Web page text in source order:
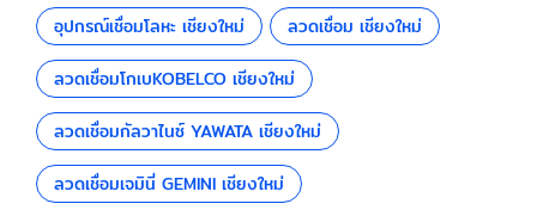
อุปกรณ์เชื่อมโลหะ เชียงใหม่
ลวดเชื่อม เชียงใหม่
ลวดเชื่อมโกเบKOBELCO เชียงใหม่
ลวดเชื่อมกัลวาไนซ์ YAWATA เชียงใหม่
ลวดเชื่อมเจมินี่ GEMINI เชียงใหม่